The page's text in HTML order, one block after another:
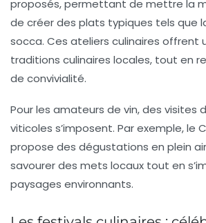
proposés, permettant de mettre la
de créer des plats typiques tels que
socca. Ces ateliers culinaires offrent
traditions culinaires locales, tout en
de convivialité.
Pour les amateurs de vin, des visites
viticoles s’imposent. Par exemple, le
propose des dégustations en plein
savourer des mets locaux tout en
paysages environnants.